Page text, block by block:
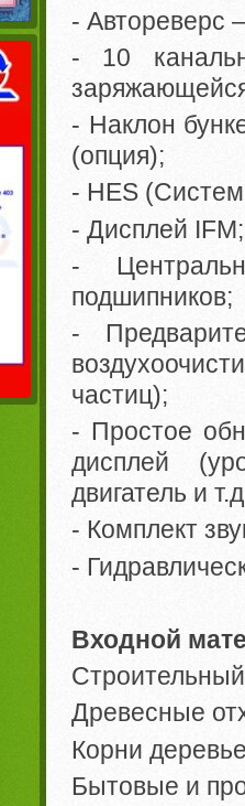
- Автореверс
- 10
- Наклон
(опция);
- HES
- Дисплей IFM;
-
подшипников;
-
частиц);
- Простое
дисплей
двигатель и
- Комплект
-
Входной
Древесные
Корни
Бытовые и